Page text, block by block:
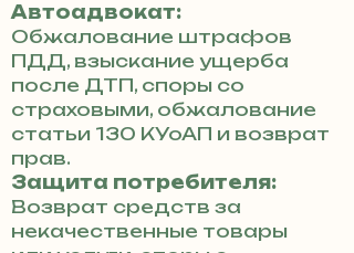
Автоадвокат:
Обжалование штрафов
ПДД, взыскание ущерба
после ДТП, споры со
страховыми, обжалование
статьи 130 КУоАП и возврат
прав.
Защита потребителя:
Возврат средств за
некачественные товары